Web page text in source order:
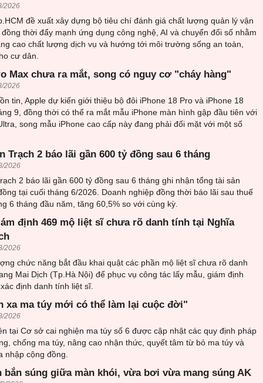
2026
đề xuất xây dựng bộ tiêu chí đánh giá chất lượng quản lý vận
thời đẩy mạnh ứng dụng công nghệ, AI và chuyển đổi số nhằm
cao chất lượng dịch vụ và hướng tới môi trường sống an toàn,
cư dân.
Max chưa ra mắt, song có nguy cơ "cháy hàng"
2026
tin, Apple dự kiến giới thiệu bộ đôi iPhone 18 Pro và iPhone 18
9, đồng thời có thể ra mắt mẫu iPhone màn hình gập đầu tiên với
song mẫu iPhone cao cấp này đang phải đối mặt với một số
Trạch 2 báo lãi gần 600 tỷ đồng sau 6 tháng
2026
2 báo lãi gần 600 tỷ đồng sau 6 tháng ghi nhận tổng tài sản
tại cuối tháng 6/2026. Doanh nghiệp đồng thời báo lãi sau thuế
6 tháng đầu năm, tăng 60,5% so với cùng kỳ.
định 469 mộ liệt sĩ chưa rõ danh tính tại Nghĩa
2026
chức năng bắt đầu khai quật các phần mộ liệt sĩ chưa rõ danh
Mai Dịch (Tp.Hà Nội) để phục vụ công tác lấy mẫu, giám định
định danh tính liệt sĩ.
xa ma túy mới có thể làm lại cuộc đời"
2026
tại Cơ sở cai nghiện ma túy số 6 được cập nhật các quy định pháp
chống ma túy, nâng cao nhận thức, quyết tâm từ bỏ ma túy và
nhập cộng đồng.
bắn súng giữa màn khói, vừa bơi vừa mang súng AK